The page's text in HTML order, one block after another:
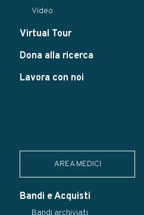
Video
Virtual Tour
Dona alla ricerca
Lavora con noi
AREA MEDICI
Bandi e Acquisti
Bandi archiviati